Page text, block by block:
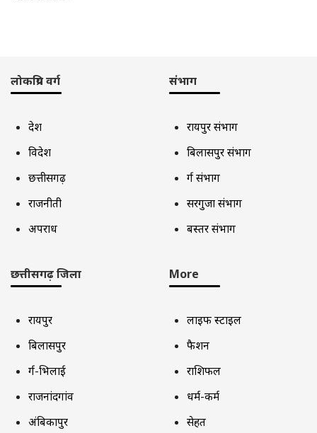
लोकप्रिय वर्ग
देश
विदेश
छत्तीसगढ़
राजनीती
अपराध
संभाग
रायपुर संभाग
बिलासपुर संभाग
दुर्ग संभाग
सरगुजा संभाग
बस्तर संभाग
छत्तीसगढ़ जिला
रायपुर
बिलासपुर
दुर्ग-भिलाई
राजनांदगांव
अंबिकापुर
More
लाइफ स्टाइल
फैशन
राशिफल
धर्म-कर्म
सेहत